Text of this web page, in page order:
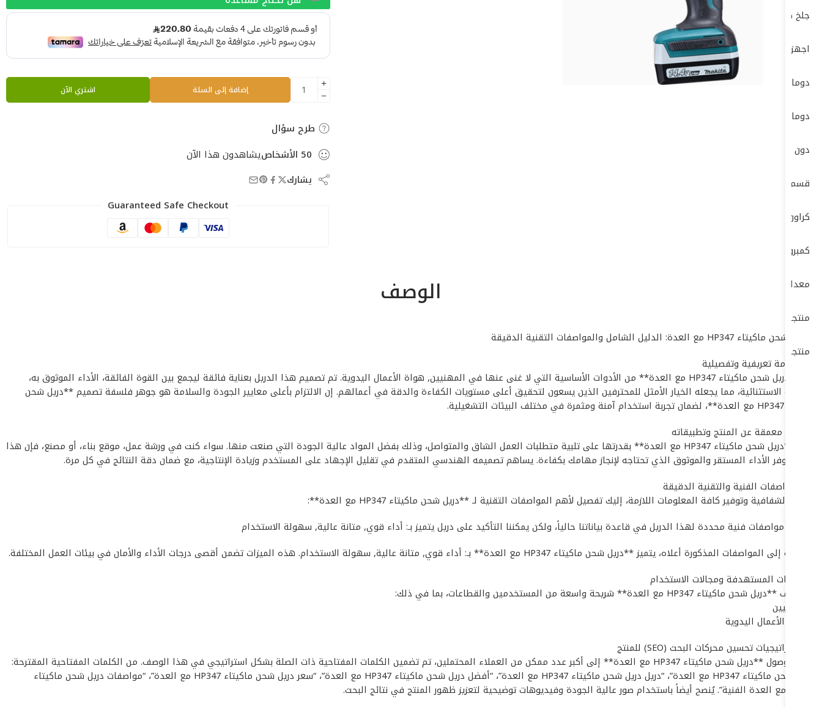
إضافة إلى السلة اشتري الآن
طرح سؤال
50 الأشخاصيشاهدون هذا الآن
يشارك
Guaranteed Safe Checkout
الوصف
# دريل شحن ماكيتاء HP347 مع العدة: الدليل الشامل والمواصفات التقنية الدقيقة
## مقدمة تعريفية وتفصيلية
تُعد **دريل شحن ماكيتاء HP347 مع العدة** من الأدوات الأساسية التي لا غنى عنها في المهنيين, هواة الأعمال اليدوية. تم تصميم هذا الدريل بعناية فائقة ليجمع بين القوة الفائقة، الأداء الموثوق به،
والمتانة الاستثنائية، مما يجعله الخيار الأمثل للمحترفين الذين يسعون لتحقيق أعلى مستويات الكفاءة والدقة في أعمالهم. إن الالتزام بأعلى معايير الجودة والسلامة هو جوهر فلسفة تصميم **دريل شحن
## نبذة معمقة عن المنتج وتطبيقاته
تتميز **دريل شحن ماكيتاء HP347 مع العدة** بقدرتها على تلبية متطلبات العمل الشاق والمتواصل، وذلك بفضل المواد عالية الجودة التي صنعت منها. سواء كنت في ورشة عمل، موقع بناء، أو مصنع، فإن هذا
الدريل يوفر الأداء المستقر والموثوق الذي تحتاجه لإنجاز مهامك بكفاءة. يساهم تصميمه الهندسي المتقدم في تقليل الإجهاد على المستخدم وزيادة الإنتاجية، مع ضمان دقة النتائج في كل مرة.
## المواصفات الفنية والتقنية الدقيقة
لضمان الشفافية وتوفير كافة المعلومات اللازمة، إليك تفصيل لأهم المواصفات التقنية لـ **دريل شحن ماكيتاء HP347 مع العدة**:
لا تتوفر مواصفات فنية محددة لهذا الدريل في قاعدة بياناتنا حالياً، ولكن يمكننا التأكيد على دريل يتميز بـ: أداء قوي, متانة عالية, سهولة الاستخدام
بالإضافة إلى المواصفات المذكورة أعلاه، يتميز **دريل شحن ماكيتاء HP347 مع العدة** بـ: أداء قوي, متانة عالية, سهولة الاستخدام. هذه الميزات تضمن أقصى درجات الأداء والأمان في بيئات العمل المختلفة.
## الفئات المستهدفة ومجالات الاستخدام
يستهدف **دريل شحن ماكيتاء HP347 مع العدة** شريحة واسعة من المستخدمين والقطاعات، بما في ذلك:
* المهنيين
* هواة الأعمال اليدوية
## استراتيجيات تحسين محركات البحث (SEO) للمنتج
لضمان وصول **دريل شحن ماكيتاء HP347 مع العدة** إلى أكبر عدد ممكن من العملاء المحتملين، تم تضمين الكلمات المفتاحية ذات الصلة بشكل استراتيجي في هذا الوصف. من الكلمات المفتاحية المقترحة:
“دريل شحن ماكيتاء HP347 مع العدة”، “دريل دريل شحن ماكيتاء HP347 مع العدة”، “أفضل دريل شحن ماكيتاء HP347 مع العدة”، “سعر دريل شحن ماكيتاء HP347 مع العدة”، “مواصفات دريل شحن ماكيتاء
جلخ صاروخ
اجهزة-كهربائية-وضغط-عالي
دوما
دوماتيك
دون شون DONG CHENG
قسم الكهرباء ELECTRIC DEP
كراون- CROWN
كمبروسرات + طرمبات
معدات البناشر ومراكز الصيانة
منتجات بوش – BOSCH
منتجات ماكيتا – MAKITA